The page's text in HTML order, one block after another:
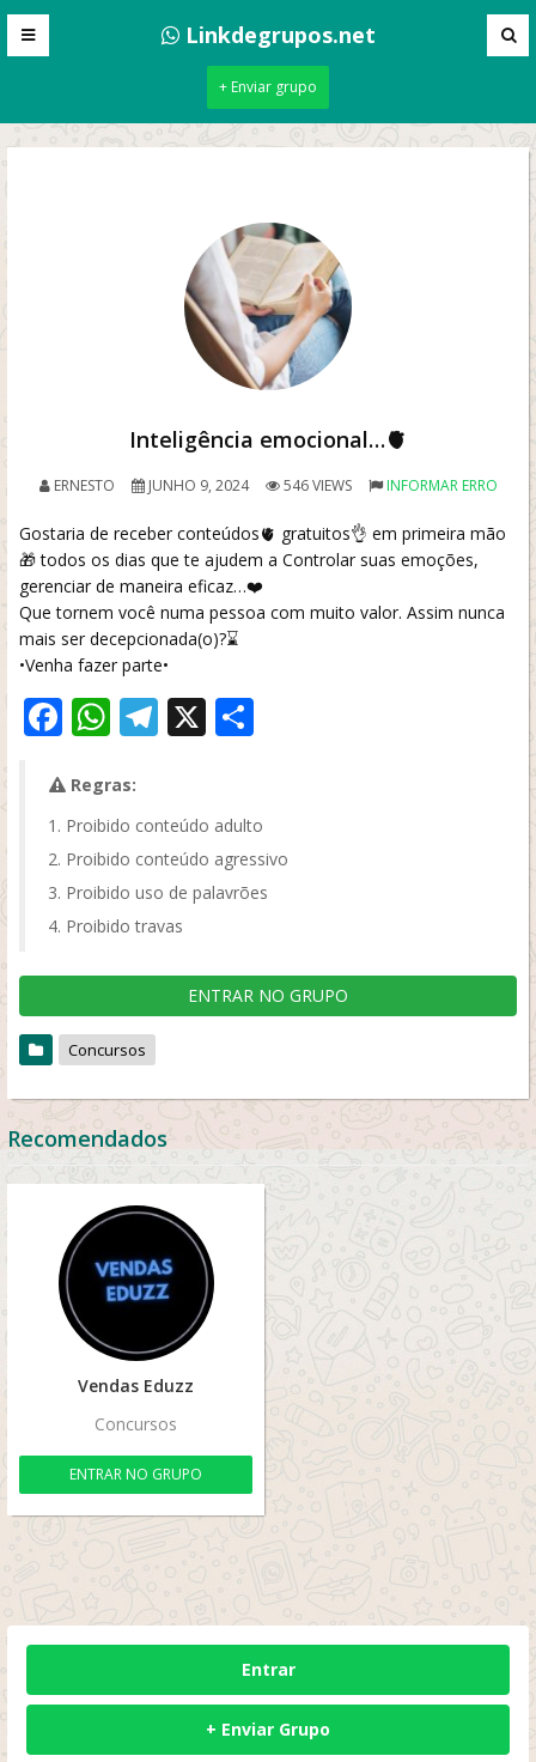
Linkdegrupos.net
+ Enviar grupo
Inteligência emocional…🫀
ERNESTO JUNHO 9, 2024 546 VIEWS INFORMAR ERRO
Gostaria de receber conteúdos🫀 gratuitos👌 em primeira mão
🎁 todos os dias que te ajudem a Controlar suas emoções,
gerenciar de maneira eficaz…❤️
Que tornem você numa pessoa com muito valor. Assim nunca
mais ser decepcionada(o)?⌛
•Venha fazer parte•
Facebook
WhatsApp
Telegram
X
Regras:
Proibido conteúdo adulto
Proibido conteúdo agressivo
Proibido uso de palavrões
Proibido travas
ENTRAR NO GRUPO
Concursos
Recomendados
Vendas Eduzz
Concursos
ENTRAR NO GRUPO
Entrar
+ Enviar Grupo